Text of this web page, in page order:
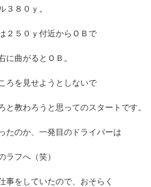
３８０ｙ。
２５０ｙ付近からＯＢで
に曲がるとＯＢ。
ろを見せようとしないで
教わろうと思ってのスタートです。
たのか、一発目のドライバーは
ラフへ（笑）
事をしていたので、おそらく